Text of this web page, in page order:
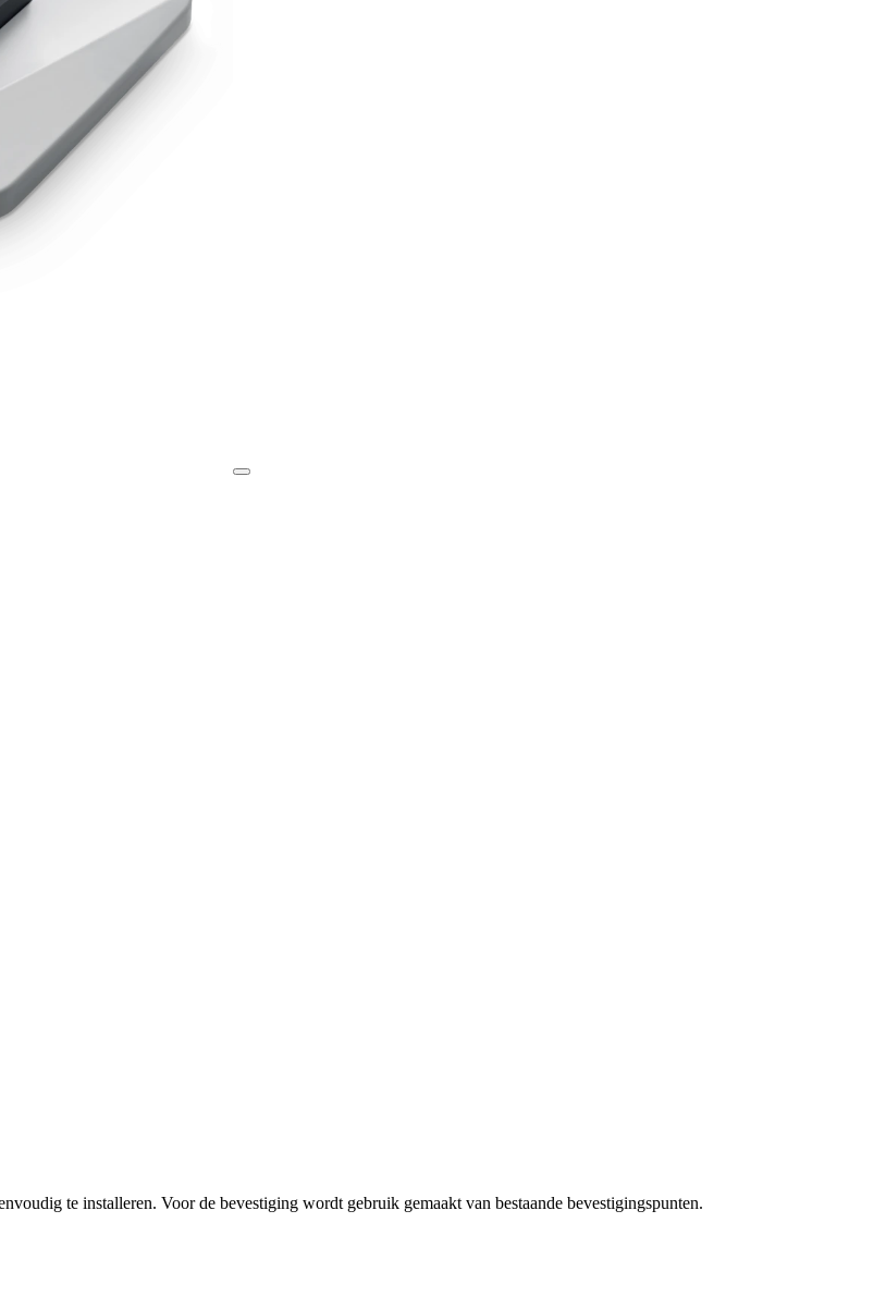
te installeren. Voor de bevestiging wordt gebruik gemaakt van bestaande bevestigingspunten.